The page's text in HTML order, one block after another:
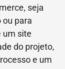
seja
ou para
um site
do projeto,
e um